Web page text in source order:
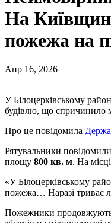
На
пожежа на
Апр 16, 2026
У Білоцерківському
будівлю, що спричинило
Про це повідомила
Рятувальники
площу 800 кв. м. На
«У Білоцерківському
пожежа… Наразі триває
Пожежники продовжують